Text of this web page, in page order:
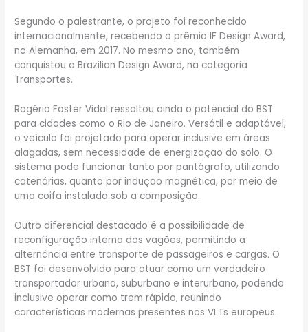
Segundo o palestrante, o projeto foi reconhecido
internacionalmente, recebendo o prêmio IF Design Award,
na Alemanha, em 2017. No mesmo ano, também
conquistou o Brazilian Design Award, na categoria
Transportes.
Rogério Foster Vidal ressaltou ainda o potencial do BST
para cidades como o Rio de Janeiro. Versátil e adaptável,
o veículo foi projetado para operar inclusive em áreas
alagadas, sem necessidade de energização do solo. O
sistema pode funcionar tanto por pantógrafo, utilizando
catenárias, quanto por indução magnética, por meio de
uma coifa instalada sob a composição.
Outro diferencial destacado é a possibilidade de
reconfiguração interna dos vagões, permitindo a
alternância entre transporte de passageiros e cargas. O
BST foi desenvolvido para atuar como um verdadeiro
transportador urbano, suburbano e interurbano, podendo
inclusive operar como trem rápido, reunindo
características modernas presentes nos VLTs europeus.